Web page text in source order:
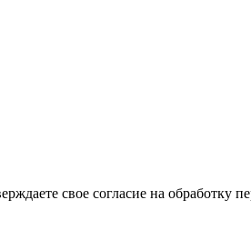
свое согласие на обработку